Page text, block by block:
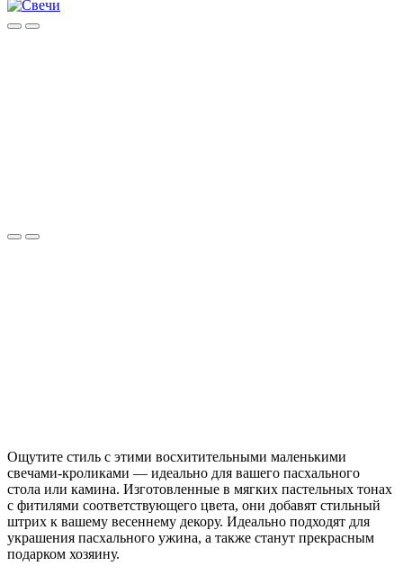
Ощутите стиль с этими восхитительными маленькими
свечами-кроликами — идеально для вашего пасхального
стола или камина. Изготовленные в мягких пастельных тонах
с фитилями соответствующего цвета, они добавят стильный
штрих к вашему весеннему декору. Идеально подходят для
украшения пасхального ужина, а также станут прекрасным
подарком хозяину.